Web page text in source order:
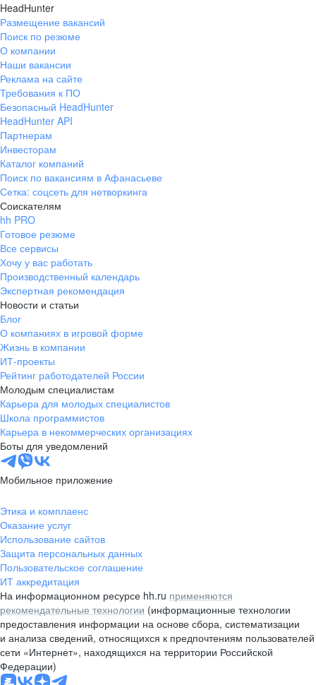
HeadHunter
Размещение вакансий
Поиск по резюме
О компании
Наши вакансии
Реклама на сайте
Требования к ПО
Безопасный HeadHunter
HeadHunter API
Партнерам
Инвесторам
Каталог компаний
Поиск по вакансиям в Афанасьеве
Сетка: соцсеть для нетворкинга
Соискателям
hh PRO
Готовое резюме
Все сервисы
Хочу у вас работать
Производственный календарь
Экспертная рекомендация
Новости и статьи
Блог
О компаниях в игровой форме
Жизнь в компании
ИТ-проекты
Рейтинг работодателей России
Молодым специалистам
Карьера для молодых специалистов
Школа программистов
Карьера в некоммерческих организациях
Боты для уведомлений
Мобильное приложение
Этика и комплаенс
Оказание услуг
Использование сайтов
Защита персональных данных
Пользовательское соглашение
ИТ аккредитация
На информационном ресурсе hh.ru применяются
рекомендательные технологии (информационные технологии
предоставления информации на основе сбора, систематизации
и анализа сведений, относящихся к предпочтениям пользователей
сети «Интернет», находящихся на территории Российской
Федерации)